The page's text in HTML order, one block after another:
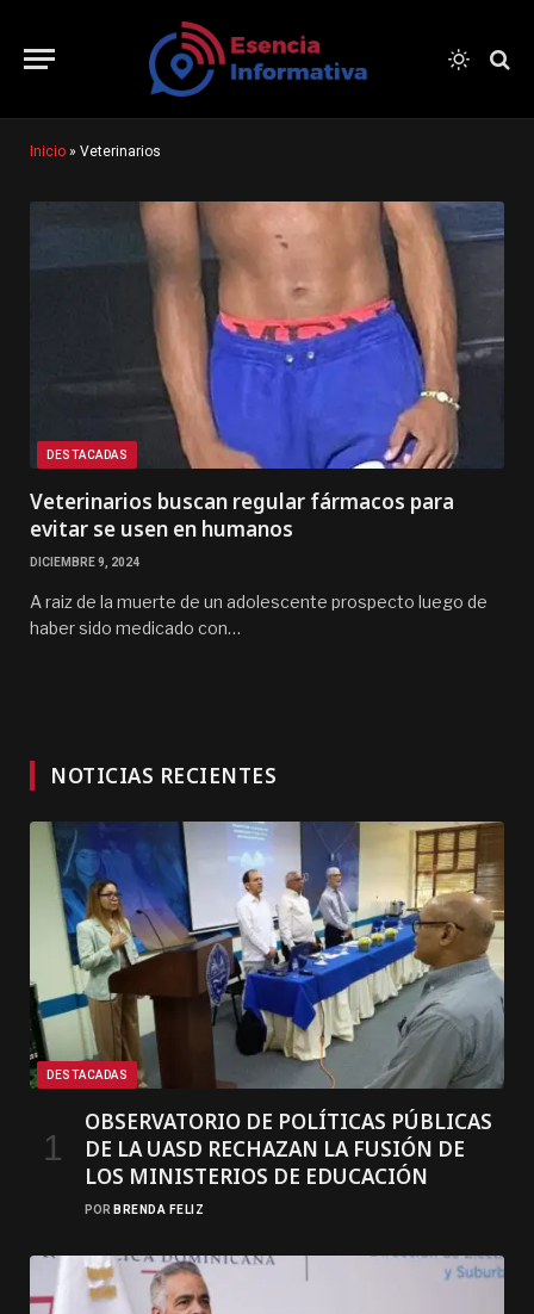
Inicio » Veterinarios
DESTACADAS
Veterinarios buscan regular fármacos para
evitar se usen en humanos
DICIEMBRE 9, 2024
A raiz de la muerte de un adolescente prospecto luego de
haber sido medicado con…
NOTICIAS RECIENTES
DESTACADAS
OBSERVATORIO DE POLÍTICAS PÚBLICAS
DE LA UASD RECHAZAN LA FUSIÓN DE
LOS MINISTERIOS DE EDUCACIÓN
POR BRENDA FELIZ